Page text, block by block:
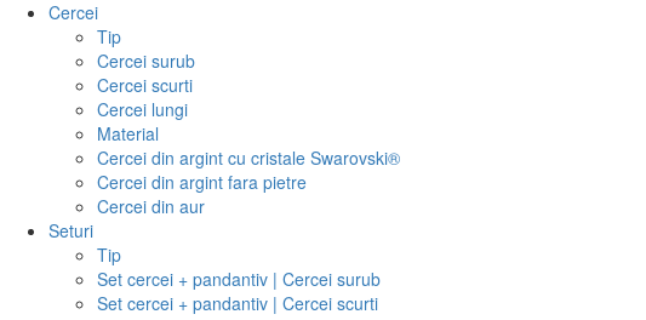
Cercei
Tip
Cercei surub
Cercei scurti
Cercei lungi
Material
Cercei din argint cu cristale Swarovski®
Cercei din argint fara pietre
Cercei din aur
Seturi
Tip
Set cercei + pandantiv | Cercei surub
Set cercei + pandantiv | Cercei scurti